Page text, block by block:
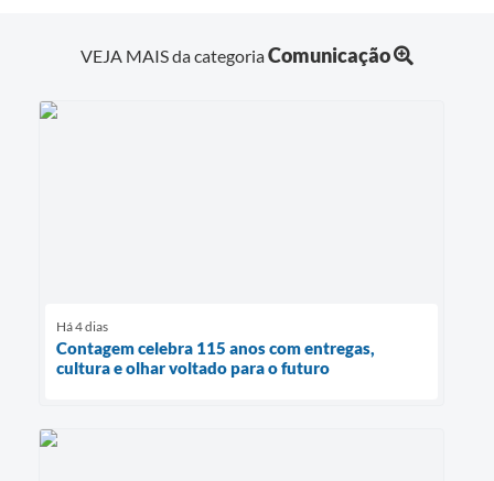
VEJA MAIS da categoriaComunicação
Há 4 dias
Contagem celebra 115 anos com entregas,
cultura e olhar voltado para o futuro